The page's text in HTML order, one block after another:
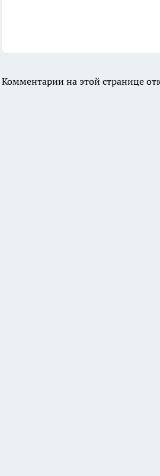
Комментарии на этой странице